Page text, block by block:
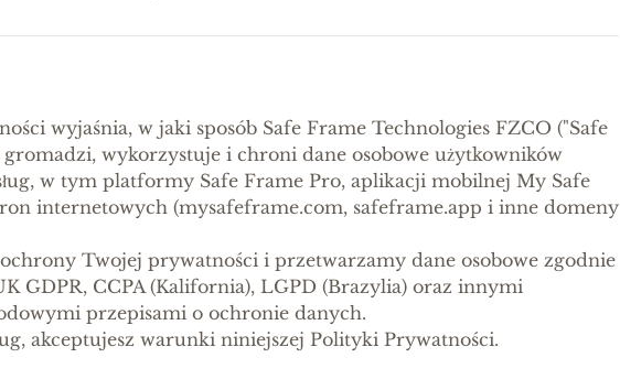
wyjaśnia, w jaki sposób Safe Frame Technologies FZCO ("Safe
gromadzi, wykorzystuje i chroni dane osobowe użytkowników
w tym platformy Safe Frame Pro, aplikacji mobilnej My Safe
internetowych (mysafeframe.com, safeframe.app i inne domeny
ochrony Twojej prywatności i przetwarzamy dane osobowe zgodnie
GDPR, CCPA (Kalifornia), LGPD (Brazylia) oraz innymi
przepisami o ochronie danych.
akceptujesz warunki niniejszej Polityki Prywatności.